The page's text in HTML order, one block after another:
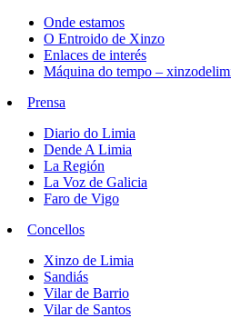
Onde estamos
O Entroido de Xinzo
Enlaces de interés
Máquina do tempo –
Prensa
Diario do Limia
Dende A Limia
La Región
La Voz de Galicia
Faro de Vigo
Concellos
Xinzo de Limia
Sandiás
Vilar de Barrio
Vilar de Santos